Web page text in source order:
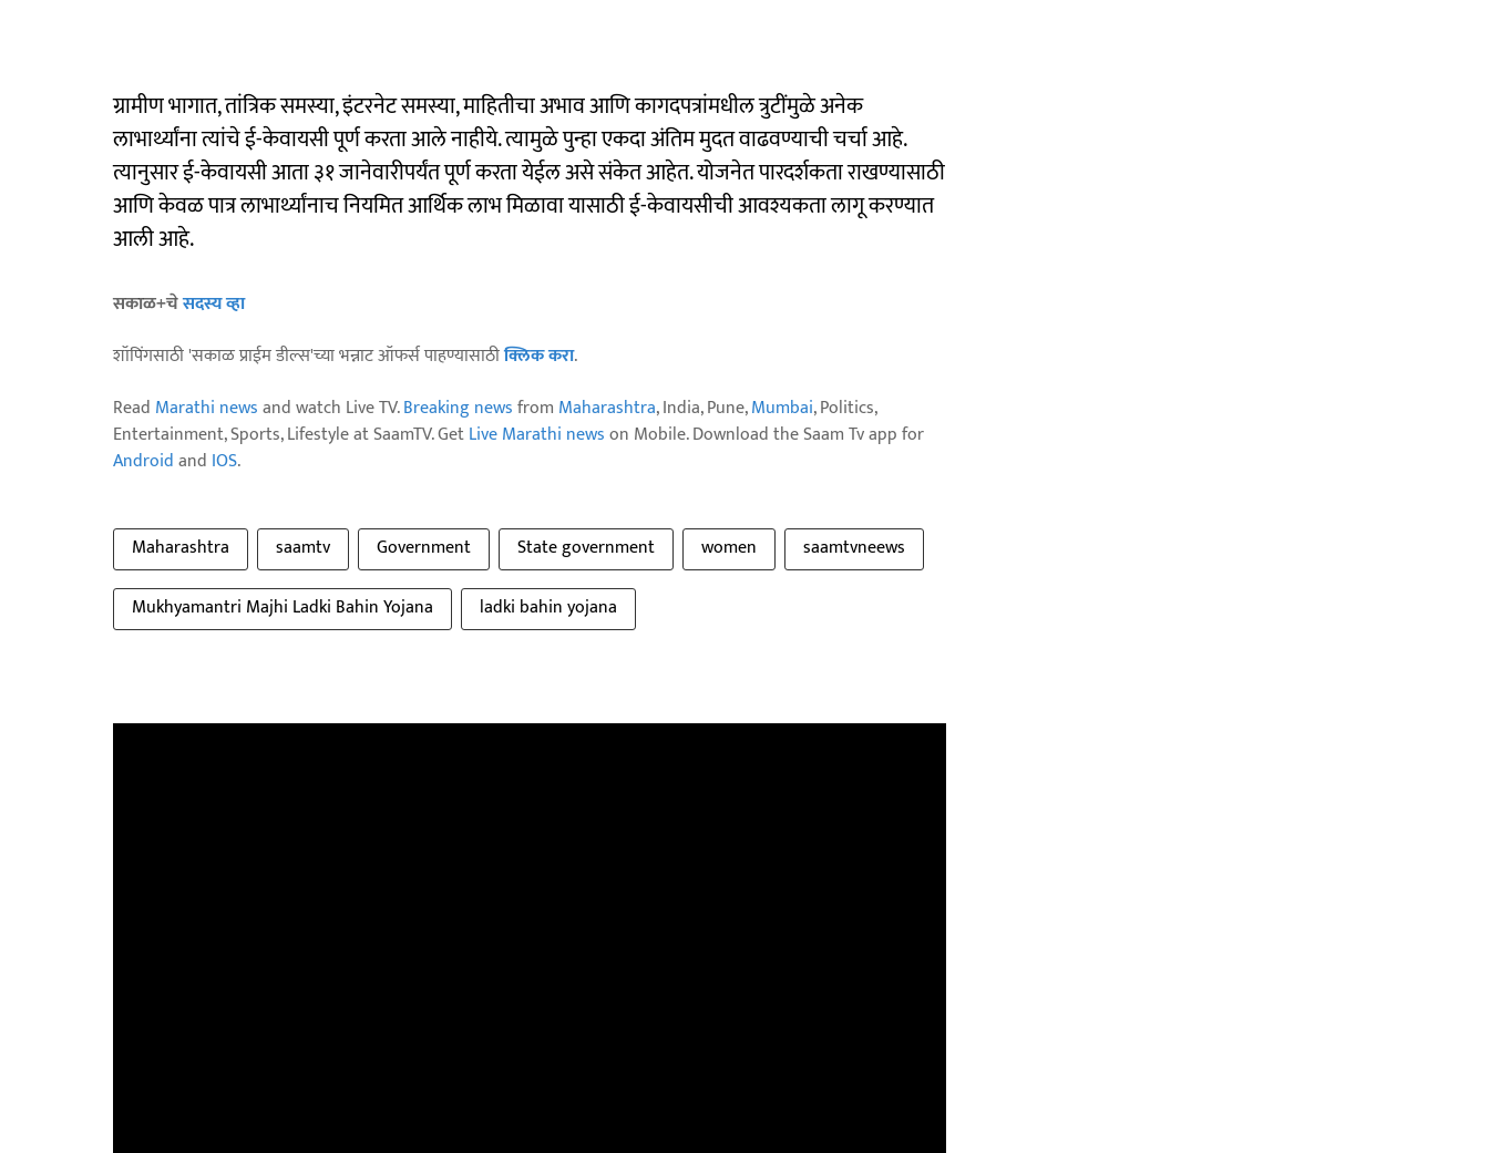
ग्रामीण भागात, तांत्रिक समस्या, इंटरनेट समस्या, माहितीचा अभाव आणि कागदपत्रांमधील त्रुटींमुळे अनेक
लाभार्थ्यांना त्यांचे ई-केवायसी पूर्ण करता आले नाहीये. त्यामुळे पुन्हा एकदा अंतिम मुदत वाढवण्याची चर्चा आहे.
त्यानुसार ई-केवायसी आता ३१ जानेवारीपर्यंत पूर्ण करता येईल असे संकेत आहेत. योजनेत पारदर्शकता राखण्यासाठी
आणि केवळ पात्र लाभार्थ्यांनाच नियमित आर्थिक लाभ मिळावा यासाठी ई-केवायसीची आवश्यकता लागू करण्यात
आली आहे.
सकाळ+चेसदस्य व्हा
शॉपिंगसाठी 'सकाळ प्राईम डील्स'च्या भन्नाट ऑफर्स पाहण्यासाठीक्लिक करा.
Read Marathi newsand watch Live TV.Breaking newsfrom Maharashtra, India, Pune,Mumbai, Politics,
Entertainment, Sports, Lifestyle at SaamTV. GetLive Marathi newson Mobile. Download the Saam Tv app for
Androidand IOS.
Maharashtra saamtv Government State government women
saamtvneews
Mukhyamantri Majhi Ladki Bahin Yojana
ladki bahin yojana